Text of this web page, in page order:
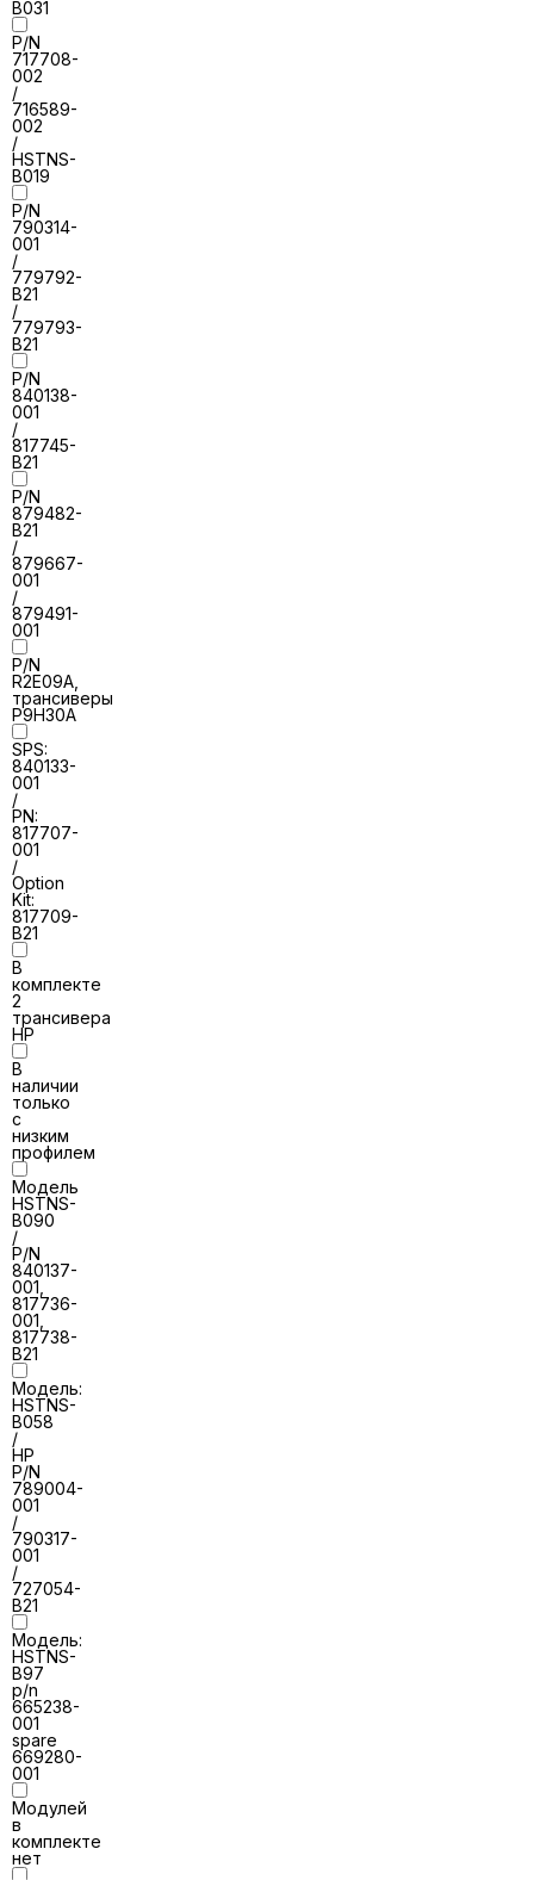
B031
P/N
717708-
002
/
716589-
002
/
HSTNS-
B019
P/N
790314-
001
/
779792-
B21
/
779793-
B21
P/N
840138-
001
/
817745-
B21
P/N
879482-
B21
/
879667-
001
/
879491-
001
P/N
R2E09A,
трансиверы
P9H30A
SPS:
840133-
001
/
PN:
817707-
001
/
Option
Kit:
817709-
B21
В
комплекте
2
трансивера
HP
В
наличии
только
с
низким
профилем
Модель
HSTNS-
B090
/
P/N
840137-
001,
817736-
001,
817738-
B21
Модель:
HSTNS-
B058
/
HP
P/N
789004-
001
/
790317-
001
/
727054-
B21
Модель:
HSTNS-
B97
p/n
665238-
001
spare
669280-
001
Модулей
в
комплекте
нет